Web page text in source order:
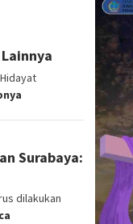
Surabaya:
dilakukan